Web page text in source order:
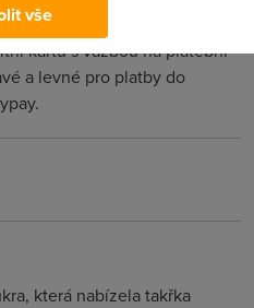
(holt líní američani). Dále ne
kartu s vazbou na platební
a levné pro platby do
která nabízela takřka
vše